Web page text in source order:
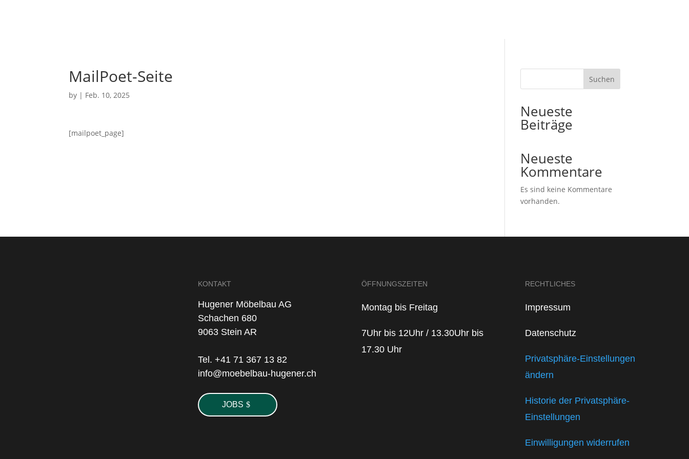
MailPoet-Seite
by | Feb. 10, 2025
[mailpoet_page]
Suchen
Neueste
Beiträge
Neueste
Kommentare
Es sind keine Kommentare
vorhanden.
KONTAKT
Hugener Möbelbau AG
Schachen 680
9063 Stein AR
Tel. +41 71 367 13 82
info@moebelbau-hugener.ch
JOBS
ÖFFNUNGSZEITEN
Montag bis Freitag
7Uhr bis 12Uhr / 13.30Uhr bis
17.30 Uhr
RECHTLICHES
Impressum
Datenschutz
Privatsphäre-Einstellungen
ändern
Historie der Privatsphäre-
Einstellungen
Einwilligungen widerrufen